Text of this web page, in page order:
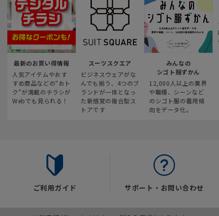
最新のお買い得情報
人気アイテムやおす
すめ商品などの“おト
ク“が満載のチラシが
Webでも見られる！
スーツスクエア
ビジネスウェアがな
んでも揃う、4つのブ
ランドが一体となっ
た新感覚の複合型ス
トアです
みんなの
シゴト服ずかん
12,000人以上の業界
や職種、シーンなど
のシゴト服の着用傾
向をデータ化。
ご利用ガイド サポート・お問い合わせ